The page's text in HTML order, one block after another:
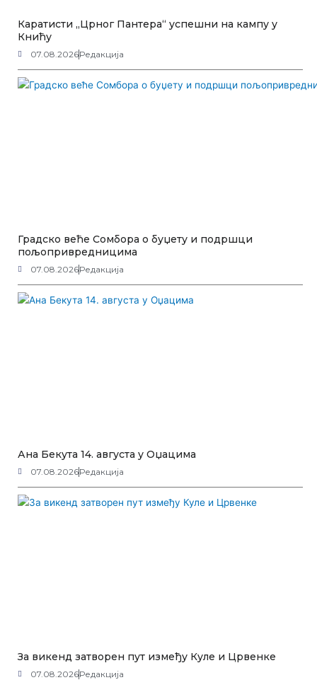
Каратисти „Црног Пантера“ успешни на кампу у
Книћу
07.08.2026Редакција
Градско веће Сомбора о буџету и подршци
пољопривредницима
07.08.2026Редакција
Ана Бекута 14. августа у Оџацима
07.08.2026Редакција
За викенд затворен пут између Куле и Црвенке
07.08.2026Редакција